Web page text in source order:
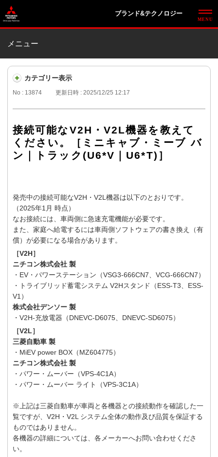
ブランド&テクノロジー
メニュー
カテゴリー表示
No : 13874 更新日時 : 2025/12/25 12:17
接続可能なV2H・V2L機器を教えて
ください。［ミニキャブ・ミーブ バ
ン｜トラック(U6*V｜U6*T)］
発売中の接続可能なV2H・V2L機器は以下のとおりです。
（2025年1月 時点）
なお接続には、車両側に急速充電機能が必要です。
また、家庭へ給電するには車両側ソフトウェアの書き換え（有
償）が必要になる場合があります。
［V2H］
ニチコン株式会社 製
・EV・パワーステーション（VSG3-666CN7、VCG-666CN7）
・トライブリッド蓄電システム V2Hスタンド（ESS-T3、ESS-
V1）
株式会社デンソー 製
・V2H-充放電器（DNEVC-D6075、DNEVC-SD6075）
［V2L］
三菱自動車 製
・MiEV power BOX（MZ604775）
ニチコン株式会社 製
・パワー・ムーバー（VPS-4C1A）
・パワー・ムーバー ライト（VPS-3C1A）
※上記は三菱自動車が車両と各機器との接続動作を確認した一
覧ですが、V2H・V2L システム全体の動作及び品質を保証する
ものではありません。
各機器の詳細については、各メーカーへお問い合わせくださ
い。